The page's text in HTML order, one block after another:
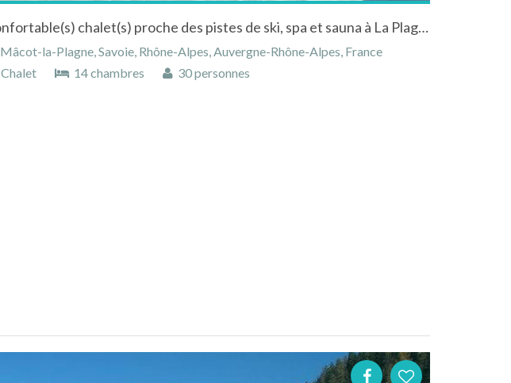
Confortable(s) chalet(s) proche des pistes de ski, spa et sauna à La Plagne en Savoie
Mâcot-la-Plagne, Savoie, Rhône-Alpes, Auvergne-Rhône-Alpes, France
Chalet
14 chambres 30 personnes